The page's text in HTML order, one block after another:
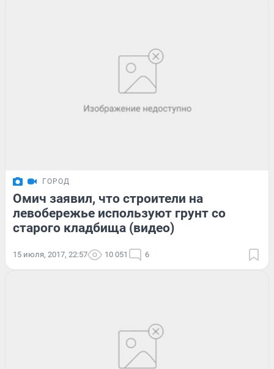
ГОРОД
Омич заявил, что строители на
левобережье используют грунт со
старого кладбища (видео)
15 июля, 2017, 22:57 10 051 6